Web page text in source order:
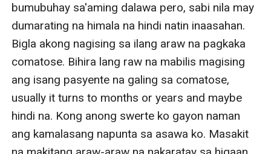
bumubuhay sa'aming dalawa pero, sabi nila may
dumarating na himala na hindi natin inaasahan.
Bigla akong nagising sa ilang araw na pagkaka
comatose. Bihira lang raw na mabilis magising
ang isang pasyente na galing sa comatose,
usually it turns to months or years and maybe
hindi na. Kong anong swerte ko gayon naman
ang kamalasang napunta sa asawa ko. Masakit